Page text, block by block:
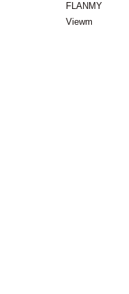
FLANMY
Viewm